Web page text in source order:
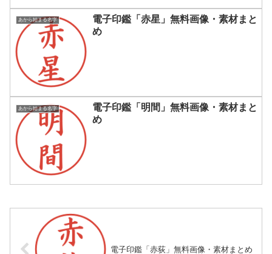
あから始まる名字
電子印鑑「赤星」無料画像・素材まと
め
あから始まる名字
電子印鑑「明間」無料画像・素材まと
め
電子印鑑「赤荻」無料画像・素材まとめ